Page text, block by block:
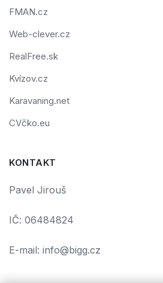
FMAN.cz
Web-clever.cz
RealFree.sk
Kvízov.cz
Karavaning.net
CVčko.eu
KONTAKT
Pavel Jirouš
IČ: 06484824
E-mail: info@bigg.cz